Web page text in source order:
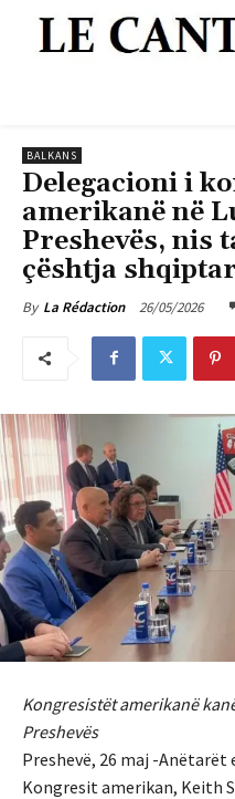
BALKANS
Delegacioni i
amerikanë në
Preshevës, nis
çështja
By La Rédaction 26/05/2026
Kongresistët amerikanë
Preshevës
Preshevë, 26 maj -Anëtarët
Kongresit amerikan, Keith